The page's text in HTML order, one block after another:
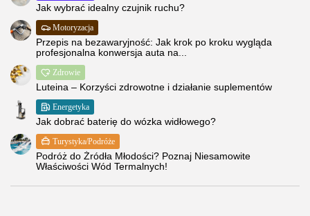
Jak wybrać idealny czujnik ruchu?
Motoryzacja
Przepis na bezawaryjność: Jak krok po kroku wygląda
profesjonalna konwersja auta na...
Zdrowie
Luteina – Korzyści zdrowotne i działanie suplementów
Energetyka
Jak dobrać baterię do wózka widłowego?
Turystyka/Podróże
Podróż do Źródła Młodości? Poznaj Niesamowite
Właściwości Wód Termalnych!